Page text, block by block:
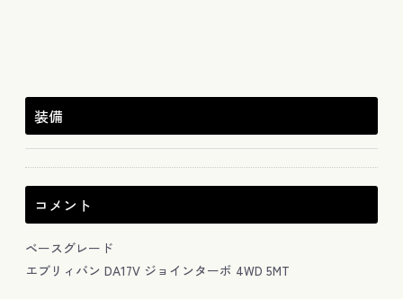
装備
コメント
ベースグレード
エブリィバン DA17V ジョインターボ 4WD 5MT